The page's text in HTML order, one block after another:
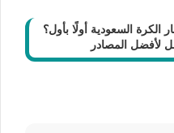
الكرة السعودية أولًا بأول؟
لأفضل المصادر